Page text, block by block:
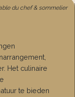
du chef & sommelier
Het culinaire
te bieden